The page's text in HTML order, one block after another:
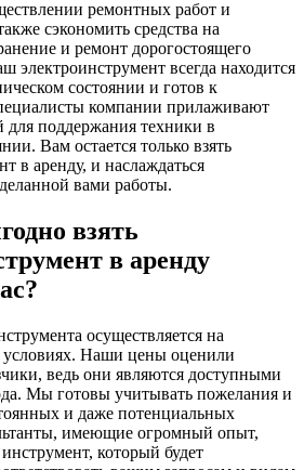
ремонтных работ и
сэкономить средства на
и ремонт дорогостоящего
электроинструмент всегда находится
состоянии и готов к
компании прилаживают
поддержания техники в
Вам остается только взять
в аренду, и наслаждаться
вами работы.
взять
в аренду
осуществляется на
Наши цены оценили
ведь они являются доступными
Мы готовы учитывать пожелания и
и даже потенциальных
имеющие огромный опыт,
который будет